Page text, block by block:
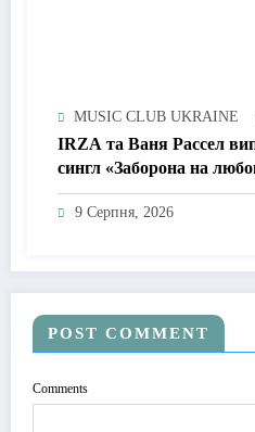
MUSIC CLUB UKRAINE
IRZA та Ваня Рассел
сингл «Заборона на
почуття, які неможливо
9 Серпня, 2026
POST COMMENT
Comments